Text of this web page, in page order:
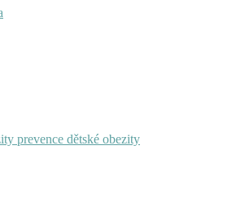
prevence dětské obezity